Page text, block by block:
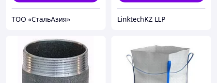
ТОО «СтальАзия» LinktechKZ LLP